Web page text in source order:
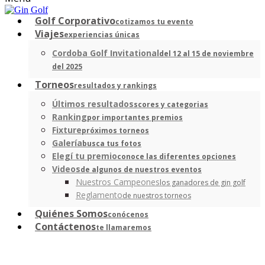
Golf Corporativocotizamos tu evento
Viajesexperiencias únicas
Cordoba Golf Invitationaldel 12 al 15 de noviembre
del 2025
Torneosresultados y rankings
Últimos resultadosscores y categorias
Rankingpor importantes premios
Fixturepróximos torneos
Galeríabusca tus fotos
Elegí tu premioconoce las diferentes opciones
Videosde algunos de nuestros eventos
Nuestros Campeoneslos ganadores de gin golf
Reglamentode nuestros torneos
Quiénes Somosconócenos
Contáctenoste llamaremos